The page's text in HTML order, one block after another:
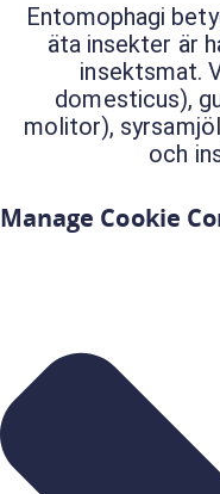
Entomophagi
äta insekter är
insektsmat.
domesticus),
molitor),
och
Manage Cookie